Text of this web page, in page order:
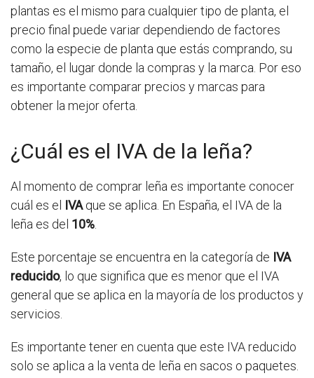
plantas es el mismo para cualquier tipo de planta, el
precio final puede variar dependiendo de factores
como la especie de planta que estás comprando, su
tamaño, el lugar donde la compras y la marca. Por eso
es importante comparar precios y marcas para
obtener la mejor oferta.
¿Cuál es el IVA de la leña?
Al momento de comprar leña es importante conocer
cuál es el IVAque se aplica. En España, el IVA de la
leña es del 10%
Este porcentaje se encuentra en la categoría de IVA
reducido, lo que significa que es menor que el IVA
general que se aplica en la mayoría de los productos y
servicios.
Es importante tener en cuenta que este IVA reducido
solo se aplica a la venta de leña en sacos o paquetes.